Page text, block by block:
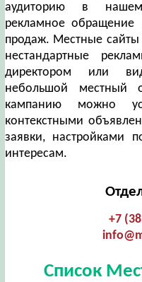
аудиторию в нашем
рекламное обращение
продаж. Местные сайты
нестандартные
директором или
небольшой местный
кампанию можно
контекстными
заявки, настройками
интересам.
+7
Список